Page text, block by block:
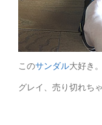
このサンダル大好き。
グレイ、売り切れち